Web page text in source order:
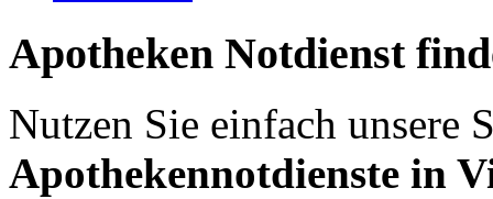
Apotheken Notdienst
Nutzen Sie einfach unsere
Apothekennotdienste in